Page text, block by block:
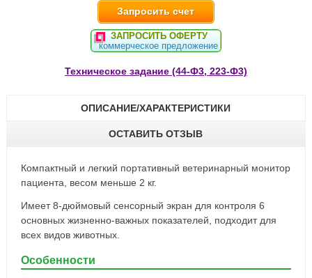
Запросить счет
ЗАПРОСИТЬ ОФЕРТУ
коммерческое предложение
Техническое задание (44-Ф3, 223-Ф3)
ОПИСАНИЕ/ХАРАКТЕРИСТИКИ
ОСТАВИТЬ ОТЗЫВ
Компактный и легкий портативный ветеринарный монитор
пациента, весом меньше 2 кг.
Имеет 8-дюймовый cенсорный экран для контроля 6
основных жизненно-важных показателей, подходит для
всех видов животных.
Особенности